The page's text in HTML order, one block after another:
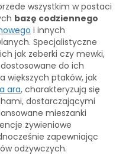
wszystkim w postaci
bazę codziennego
i innych
Specjalistyczne
jak zeberki czy mewki,
do ich
większych ptaków, jak
ara, charakteryzują się
dostarczającymi
mieszanki
żywieniowe
zapewniając
odżywczych.